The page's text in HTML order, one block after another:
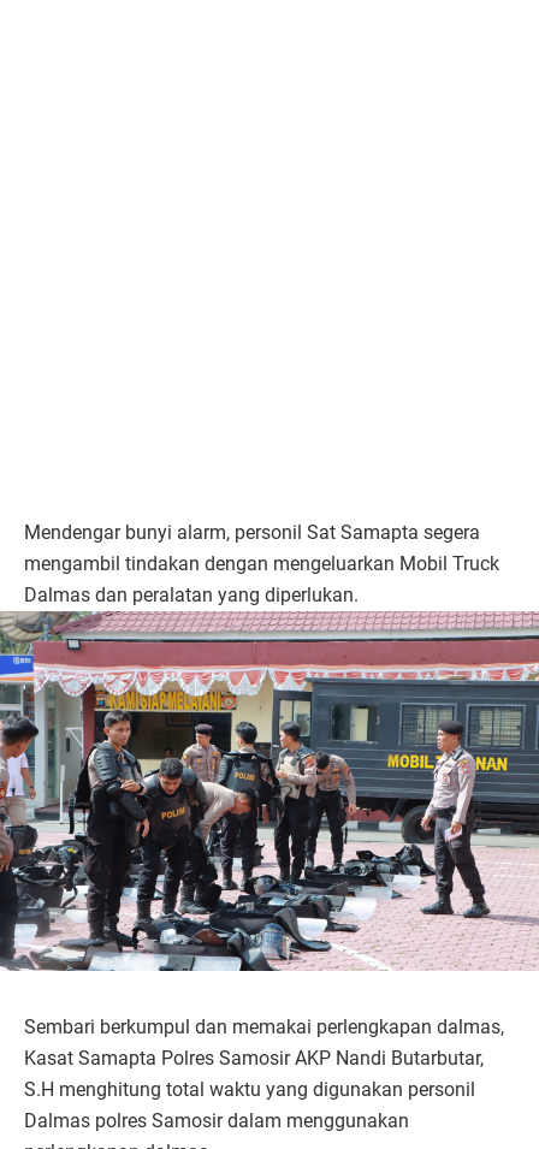
Mendengar bunyi alarm, personil Sat Samapta segera
mengambil tindakan dengan mengeluarkan Mobil Truck
Dalmas dan peralatan yang diperlukan.
Sembari berkumpul dan memakai perlengkapan dalmas,
Kasat Samapta Polres Samosir AKP Nandi Butarbutar,
S.H menghitung total waktu yang digunakan personil
Dalmas polres Samosir dalam menggunakan